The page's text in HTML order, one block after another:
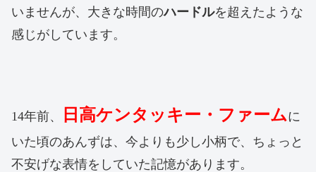
いませんが、大きな時間のハードルを超えたような
感じがしています。
14年前、 日高ケンタッキー・ファームに
いた頃のあんずは、今よりも少し小柄で、ちょっと
不安げな表情をしていた記憶があります。